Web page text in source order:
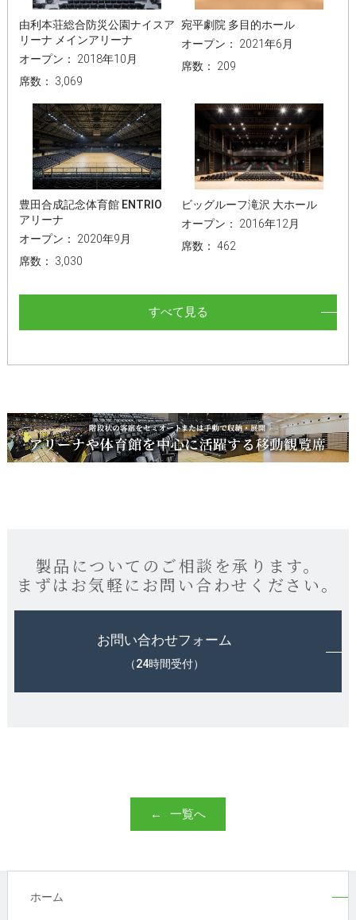
由利本荘総合防災公園ナイスア
リーナ メインアリーナ
オープン： 2018年10月
席数： 3,069
宛平劇院 多目的ホール
オープン： 2021年6月
席数： 209
豊田合成記念体育館 ENTRIO
アリーナ
オープン： 2020年9月
席数： 3,030
ビッグルーフ滝沢 大ホール
オープン： 2016年12月
席数： 462
すべて見る
製品についてのご相談を承ります。
まずはお気軽にお問い合わせください。
お問い合わせフォーム
（24時間受付）
一覧へ
ホーム